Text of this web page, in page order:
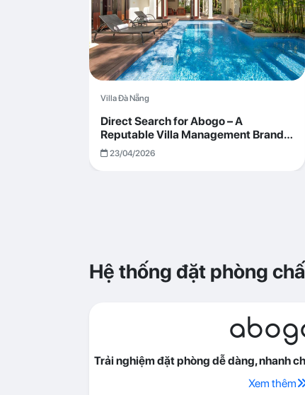
Villa Đà Nẵng
Direct Search for Abogo – A
Reputable Villa Management Brand
with Transparent and Effective
Operations
23/04/2026
Hệ thống đặt phòng
Trải nghiệm đặt phòng dễ dàng, nhanh
Xem thêm